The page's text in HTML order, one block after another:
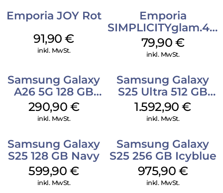
Emporia JOY Rot
91,90€
inkl. MwSt.
Emporia
SIMPLICITYglam.4G
Schwarz
79,90 €
inkl. MwSt.
Samsung Galaxy
A26 5G 128 GB
Mint
290,90 €
inkl. MwSt.
Samsung Galaxy
S25 Ultra 512 GB
Titanium Silverblue
1.592,90€
inkl. MwSt.
Samsung Galaxy
S25 128 GB Navy
599,90€
inkl. MwSt.
Samsung Galaxy
S25 256 GB Icyblue
975,90 €
inkl. MwSt.